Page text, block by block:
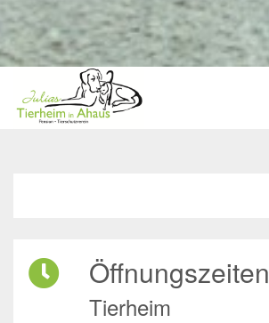
Öffnungszeiten
Tierheim